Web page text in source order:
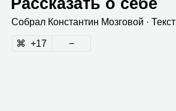
Рассказать о себе
Собрал Кон­стан­тин Моз­го­вой · Текст
17